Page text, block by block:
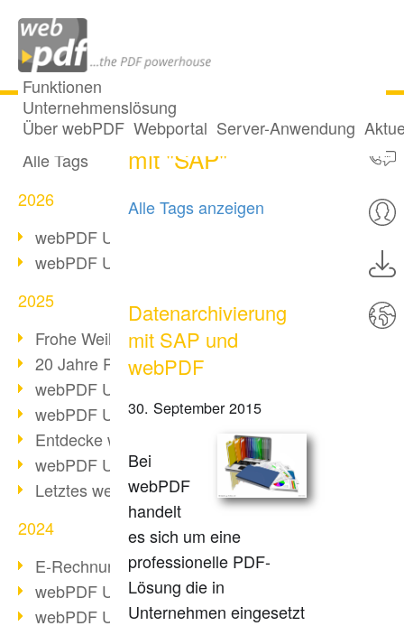
Funktionen
Unternehmenslösung
Über webPDF Webportal Server-Anwendung
Alle Beiträge
Alle Tags
2026
webPDF Update 10.0.5
webPDF Update 10.0.4
2025
Frohe Weihnachten & Auszeit
20 Jahre PDF/A
webPDF Update 10.0.3
webPDF Update 10.0.2
Entdecke webPDF 10
webPDF Update 9.0.0.3655
Letztes webPDF 8 Update
2024
E-Rechnungsstellung ab 2025
webPDF Update 9.0.0.3584
webPDF Update 9.0.0.3479
17 Posts getaggt
mit "SAP"
Alle Tags anzeigen
Datenarchivierung
mit SAP und
webPDF
30. September 2015
Bei
webPDF
handelt
es sich um eine
professionelle PDF-
Lösung die in
Unternehmen eingesetzt